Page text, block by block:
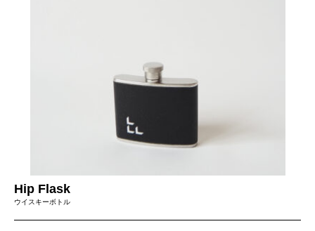
Hip Flask
ウイスキーボトル